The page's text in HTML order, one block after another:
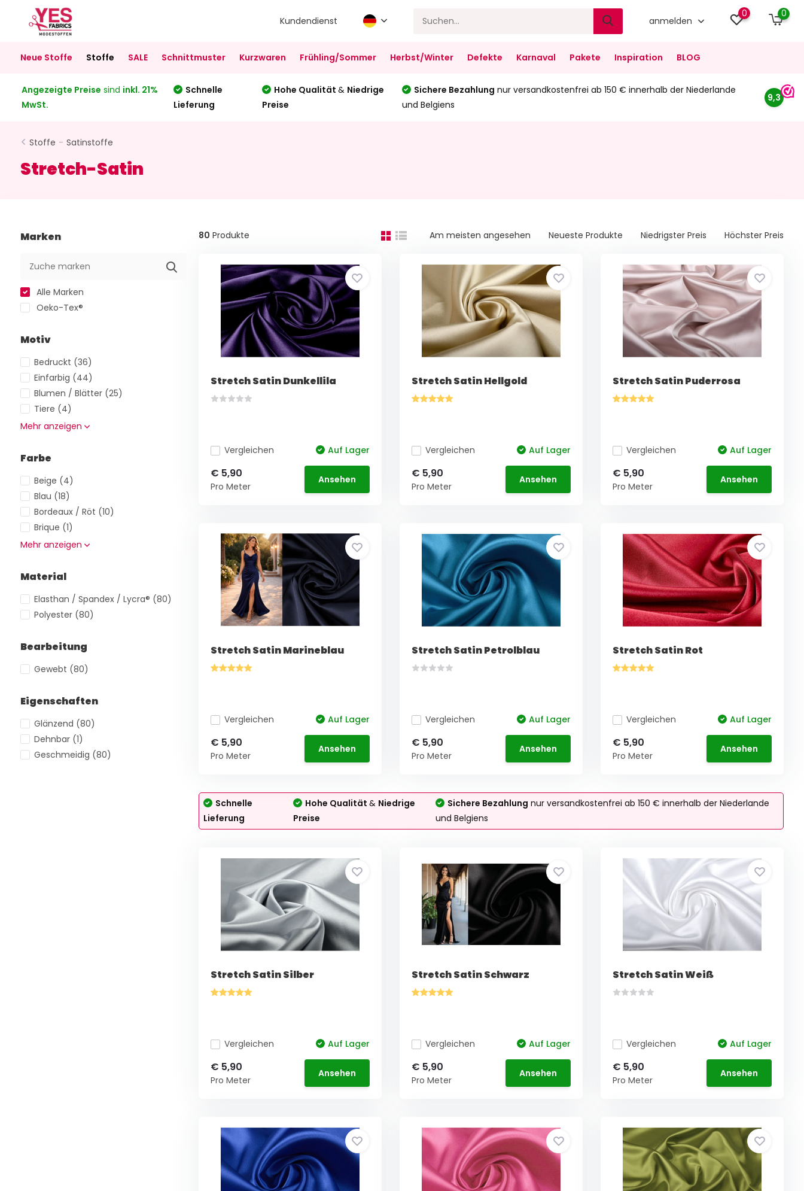
Kundendienst anmelden
0 0
Neue Stoffe Stoffe SALE Schnittmuster Kurzwaren Frühling/Sommer Herbst/Winter Defekte Karnaval Pakete Inspiration BLOG
Angezeigte Preise sind inkl. 21%
MwSt.
Schnelle
Lieferung
Hohe Qualität& Niedrige
Preise
Sichere Bezahlung nur versandkostenfrei ab 150 € innerhalb der Niederlande
und Belgiens
9,3
Stoffe - Satinstoffe
Stretch-Satin
Marken
Alle Marken
Oeko-Tex®
Motiv
Bedruckt (36)
Einfarbig (44)
Blumen / Blätter (25)
Tiere (4)
Mehr anzeigen
Farbe
Beige (4)
Blau (18)
Bordeaux / Röt (10)
Brique (1)
Mehr anzeigen
Material
Elasthan / Spandex / Lycra® (80)
Polyester (80)
Bearbeitung
Gewebt (80)
Eigenschaften
Glänzend (80)
Dehnbar (1)
Geschmeidig (80)
80 Produkte Am meisten angesehen Neueste Produkte Niedrigster Preis Höchster Preis
Stretch Satin Dunkellila
Vergleichen Auf Lager
€ 5,90
Pro Meter
Ansehen
Stretch Satin Hellgold
Vergleichen Auf Lager
€ 5,90
Pro Meter
Ansehen
Stretch Satin Puderrosa
Vergleichen Auf Lager
€ 5,90
Pro Meter
Ansehen
Stretch Satin Marineblau
Vergleichen Auf Lager
€ 5,90
Pro Meter
Ansehen
Stretch Satin Petrolblau
Vergleichen Auf Lager
€ 5,90
Pro Meter
Ansehen
Stretch Satin Rot
Vergleichen Auf Lager
€ 5,90
Pro Meter
Ansehen
Schnelle
Lieferung
Hohe Qualität& Niedrige
Preise
Sichere Bezahlung nur versandkostenfrei ab 150 € innerhalb der Niederlande
und Belgiens
Stretch Satin Silber
Vergleichen Auf Lager
€ 5,90
Pro Meter
Ansehen
Stretch Satin Schwarz
Vergleichen Auf Lager
€ 5,90
Pro Meter
Ansehen
Stretch Satin Weiß
Vergleichen Auf Lager
€ 5,90
Pro Meter
Ansehen